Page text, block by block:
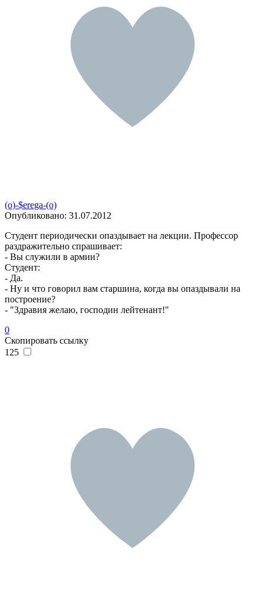
(o)-$erega-(o)
Опубликовано: 31.07.2012
Студент периодически опаздывает на лекции. Профессор
раздражительно спрашивает:
- Вы служили в армии?
Студент:
- Да.
- Ну и что говорил вам старшина, когда вы опаздывали на
построение?
- "Здравия желаю, господин лейтенант!"
0
Скопировать ссылку
125